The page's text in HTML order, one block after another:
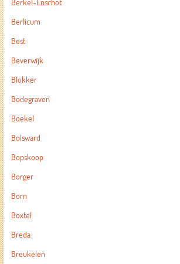
Berkel-Enschot
Berlicum
Best
Beverwijk
Blokker
Bodegraven
Boekel
Bolsward
Bopskoop
Borger
Born
Boxtel
Breda
Breukelen